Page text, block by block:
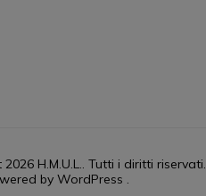
2026 H.M.U.L.. Tutti i diritti riservati.
by WordPress .